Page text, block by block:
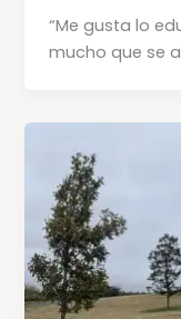
“Me gusta lo
mucho que se